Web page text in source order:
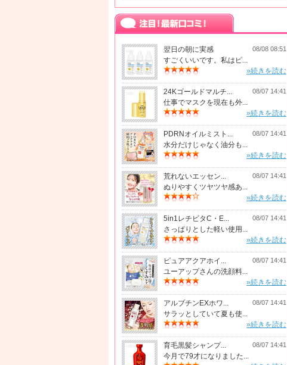
翌日の朝に実感 08/08 08:51
すごくいいです。私はピ...
»続きを読む
24Kゴールドマルチ... 08/07 14:41
仕事でマスクを現在も外...
»続きを読む
PDRNオイルミスト... 08/07 14:41
水分だけじゃなく油分も...
»続きを読む
荒れないエッセン... 08/07 14:41
ぬりやすくツヤツヤ感あ...
»続きを読む
5in1レチビタC・E... 08/07 14:41
さっぱりとした軽い使用...
»続きを読む
ピュアアクアホイ... 08/07 14:41
ユーアップさんの洗顔料...
»続きを読む
アルブチンEXホワ... 08/07 14:41
サラッとしていて夏も使...
»続きを読む
育毛黒髪シャンプ... 08/07 14:41
今月で79才になりました...